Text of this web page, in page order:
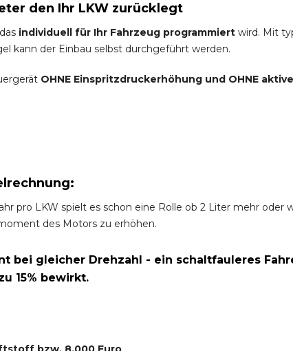
den Ihr LKW zurücklegt
individuell für Ihr Fahrzeug programmiert wird. Mit
kann der Einbau selbst durchgeführt werden.
OHNE Einspritzdruckerhöhung und OHNE
pro LKW spielt es schon eine Rolle ob 2 Liter mehr
des Motors zu erhöhen.
bei gleicher Drehzahl - ein schaltfauleres
15% bewirkt.